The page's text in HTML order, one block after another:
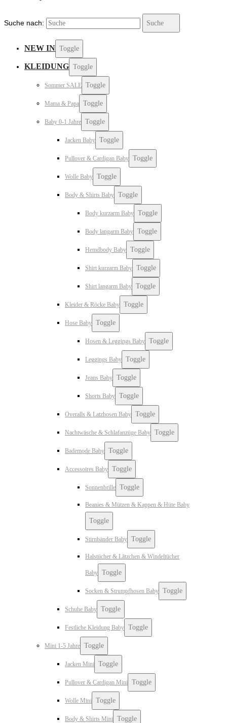
Suche nach: Suche
NEW IN Toggle
KLEIDUNG Toggle
Sommer SALE Toggle
Mama & Papa Toggle
Baby 0-1 Jahre Toggle
Jacken Baby Toggle
Pullover & Cardigan Baby Toggle
Wolle Baby Toggle
Body & Shirts Baby Toggle
Body kurzarm Baby Toggle
Body langarm Baby Toggle
Hemdbody Baby Toggle
Shirt kurzarm Baby Toggle
Shirt langarm Baby Toggle
Kleider & Röcke Baby Toggle
Hose Baby Toggle
Hosen & Leggings Baby Toggle
Leggings Baby Toggle
Jeans Baby Toggle
Shorts Baby Toggle
Overalls & Latzhosen Baby Toggle
Nachtwäsche & Schlafanzüge Baby Toggle
Bademode Baby Toggle
Accessoires Baby Toggle
Sonnenbrille Toggle
Beanies & Mützen & Kappen & Hüte Baby
Toggle
Stirnbänder Baby Toggle
Halstücher & Lätzchen & Windeltücher
Baby Toggle
Socken & Strumpfhosen Baby Toggle
Schuhe Baby Toggle
Festliche Kleidung Baby Toggle
Mini 1-5 Jahre Toggle
Jacken Mini Toggle
Pullover & Cardigan Mini Toggle
Wolle Mini Toggle
Body & Shirts Mini Toggle